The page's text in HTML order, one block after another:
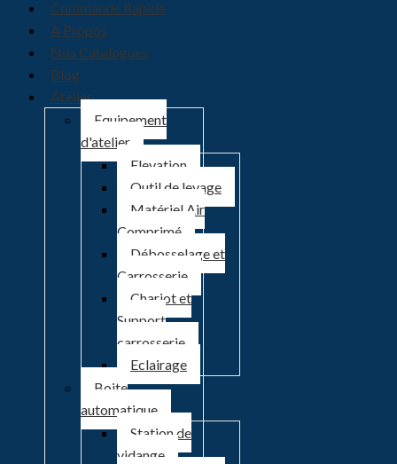
Commande Rapide
À Propos
Nos Catalogues
Blog
Atelier
Equipement
d'atelier
Elevation
Outil de levage
Matériel Air
Comprimé
Débosselage et
Carrosserie
Chariot et
Support
carrosserie
Eclairage
Boite
automatique
Station de
vidange